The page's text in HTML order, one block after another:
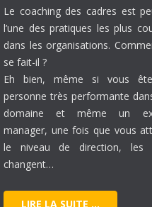
Le coaching des cadres est
l’une des pratiques les plus
dans les organisations.
se fait-il ?
Eh bien, même si vous
personne très performante
domaine et même un
manager, une fois que vous
le niveau de direction, les
changent…
LIRE LA SUITE …